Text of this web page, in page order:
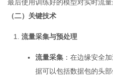
最后使用训练好的模型对实时流
（二）关键技术
流量采集与预处理
流量采集 ：在边缘安全
据可以包括数据包的头